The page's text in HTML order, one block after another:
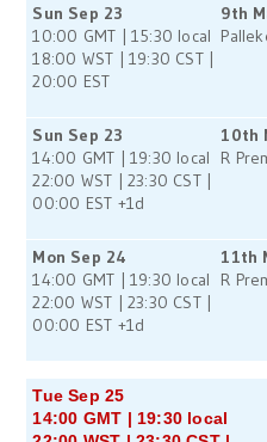
Sun Sep 23
10:00 GMT | 15:30 local
18:00 WST | 19:30 CST |
20:00 EST
9th
Sun Sep 23
14:00 GMT | 19:30 local
22:00 WST | 23:30 CST |
00:00 EST +1d
10th
R
Mon Sep 24
14:00 GMT | 19:30 local
22:00 WST | 23:30 CST |
00:00 EST +1d
11th
R
Tue Sep 25
14:00 GMT | 19:30 local